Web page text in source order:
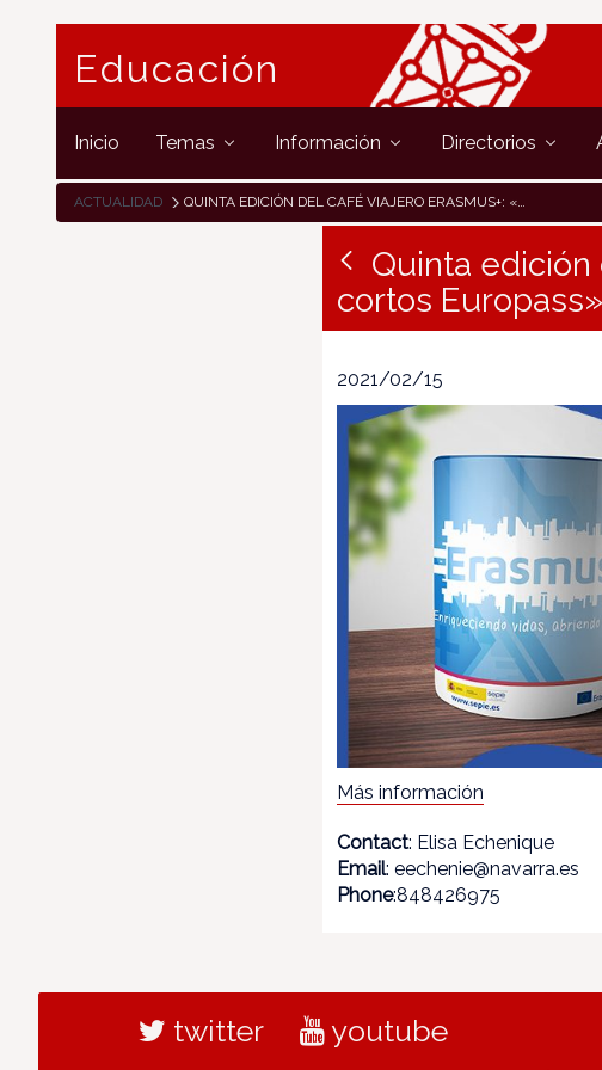
Educación
Inicio Temas Información Directorios
ACTUALIDAD QUINTA EDICIÓN DEL CAFÉ VIAJERO ERASMUS+: «FESTIVAL DE CORTOS EUROPASS»
Quinta edición
cortos Europass»
2021/02/15
Más información
Contact: Elisa Echenique
Email: eechenie@navarra.es
Phone:848426975
twitter youtube